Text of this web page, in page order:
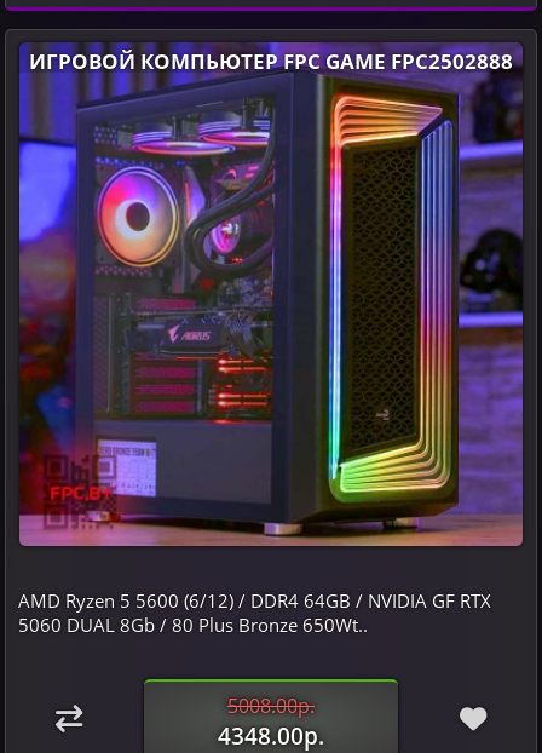
ИГРОВОЙ КОМПЬЮТЕР FPC GAME FPC2502888
AMD Ryzen 5 5600 (6/12) / DDR4 64GB / NVIDIA GF RTX
5060 DUAL 8Gb / 80 Plus Bronze 650Wt..
5008.00р.
4348.00р.